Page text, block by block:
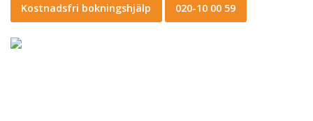
Kostnadsfri bokningshjälp 020-10 00 59